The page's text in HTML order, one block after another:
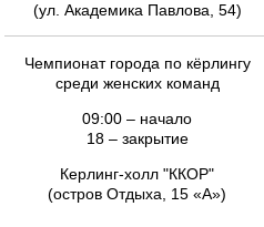
(ул. Академика Павлова, 54)
Чемпионат города по кёрлингу
среди женских команд
09:00 – начало
18 – закрытие
Керлинг-холл "ККОР"
(остров Отдыха, 15 «А»)